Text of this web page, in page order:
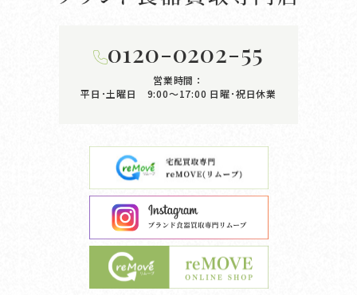
0120-0202-55
営業時間：
平日･土曜日 9:00〜17:00 日曜･祝日休業